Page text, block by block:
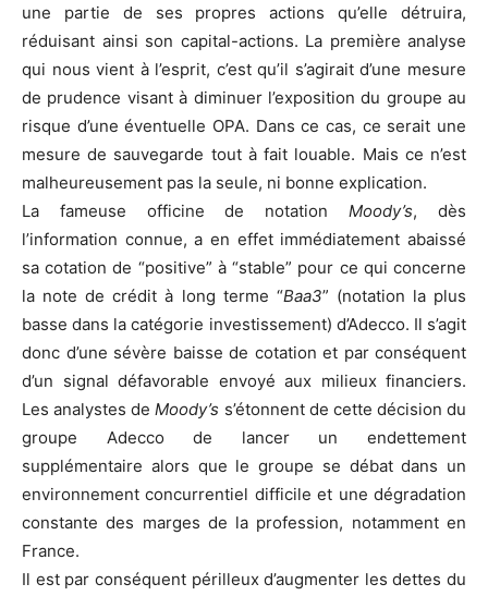
une partie de ses propres actions qu’elle détruira,
réduisant ainsi son capital-actions. La première analyse
qui nous vient à l’esprit, c’est qu’il s’agirait d’une mesure
de prudence visant à diminuer l’exposition du groupe au
risque d’une éventuelle OPA. Dans ce cas, ce serait une
mesure de sauvegarde tout à fait louable. Mais ce n’est
malheureusement pas la seule, ni bonne explication.
La fameuse officine de notationMoody’s, dès
l’information connue, a en effet immédiatement abaissé
sa cotation de “positive” à “stable” pour ce qui concerne
la note de crédit à long terme “Baa3” (notation la plus
basse dans la catégorie investissement) d’Adecco. Il s’agit
donc d’une sévère baisse de cotation et par conséquent
d’un signal défavorable envoyé aux milieux financiers.
Les analystes deMoody’s s’étonnent de cette décision du
groupe Adecco de lancer un endettement
supplémentaire alors que le groupe se débat dans un
environnement concurrentiel difficile et une dégradation
constante des marges de la profession, notamment en
France.
Il est par conséquent périlleux d’augmenter les dettes du